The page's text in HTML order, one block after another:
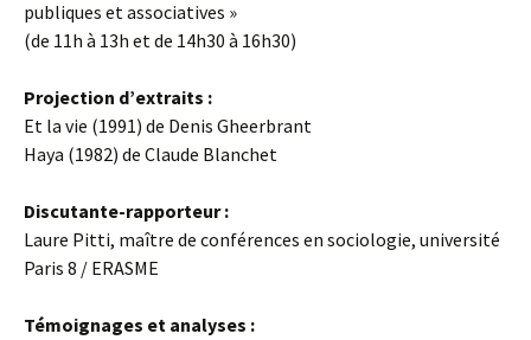
publiques et associatives »
(de 11h à 13h et de 14h30 à 16h30)
Projection d’extraits :
Et la vie (1991) de Denis Gheerbrant
Haya (1982) de Claude Blanchet
Discutante-rapporteur :
Laure Pitti, maître de conférences en sociologie, université
Paris 8 / ERASME
Témoignages et analyses :